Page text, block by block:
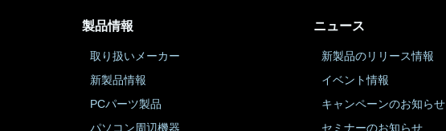
製品情報
取り扱いメーカー
新製品情報
PCパーツ製品
パソコン周辺機器
ニュース
新製品のリリース情報
イベント情報
キャンペーンのお知らせ
セミナーのお知らせ